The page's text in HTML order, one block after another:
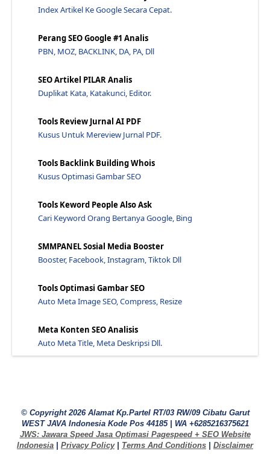
Siapakah Jasa Seo Terbaik Di Indonesia, Apakah Jaw...
Jasa Pasang Iklan G-Ads Bergaransi Di Halaman 1 Go...
Index Artikel Ke Google Secara Cepat.
Perang SEO Google #1 Analis
PBN, MOZ, BACKLINK, DA, PA, Dll
SEO Artikel PILAR Analis
Duplikat Kata, Katakunci, Editor.
Tools Review Jurnal AI PDF
Kusus Untuk Mereview Jurnal PDF.
Tools Backlink Building Whois
Kusus Optimasi Gambar SEO
Tools Keword People Also Ask
Cari Keyword Orang Bertanya Google, Bing
SMMPANEL Sosial Media Booster
Booster, Facebook, Instagram, Tiktok Dll
Tools Optimasi Gambar SEO
Auto Meta Image SEO, Compress, Resize
Meta Konten SEO Analisis
Auto Meta Title, Meta Deskripsi Dll.
© Copyright 2026 Alamat Kp.Partel RT/03 RW/09 Cibatu Garut
WEST JAVA Indonesia Kode Pos 44185 | WA +6285216375621
JWS: Jawara Speed Jasa Optimasi Pagespeed + SEO Website
Indonesia
Privacy Policy| Terms And Conditions Disclaimer